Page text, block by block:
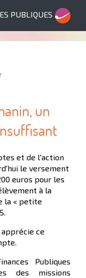
PUBLIQUES
un
et de l'action
le versement
euros pour les
à la
la « petite
apprécie ce
Publiques
des missions